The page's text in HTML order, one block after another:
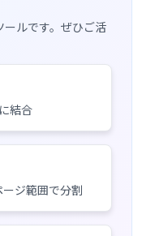
ールです。ぜひご活
結合
ジ範囲で分割